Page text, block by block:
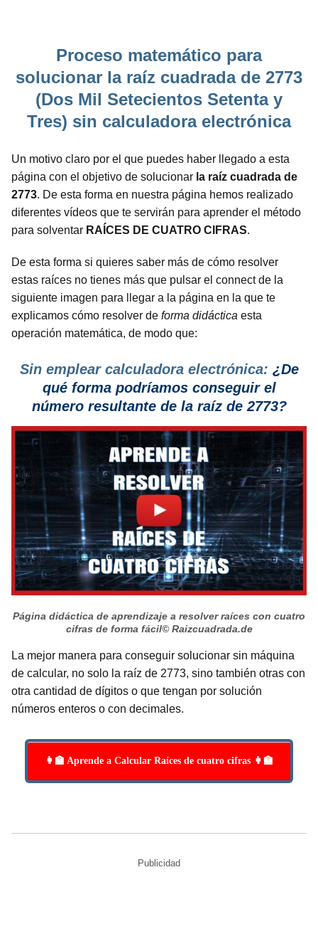
Proceso matemático para
solucionar la raíz cuadrada de 2773
(Dos Mil Setecientos Setenta y
Tres) sin calculadora electrónica
Un motivo claro por el que puedes haber llegado a esta
página con el objetivo de solucionar la raíz cuadrada de
2773. De esta forma en nuestra página hemos realizado
diferentes vídeos que te servirán para aprender el método
para solventar RAÍCES DE CUATRO CIFRAS.
De esta forma si quieres saber más de cómo resolver
estas raíces no tienes más que pulsar el connect de la
siguiente imagen para llegar a la página en la que te
explicamos cómo resolver de forma didáctica esta
operación matemática, de modo que:
Sin emplear calculadora electrónica: ¿De
qué forma podríamos conseguir el
número resultante de la raíz de 2773?
Página didáctica de aprendizaje a resolver raíces con cuatro
cifras de forma fácil© Raizcuadrada.de
La mejor manera para conseguir solucionar sin máquina
de calcular, no solo la raíz de 2773, sino también otras con
otra cantidad de dígitos o que tengan por solución
números enteros o con decimales.
👩‍🏫 Aprende a Calcular Raíces de cuatro cifras 👩‍🏫
Publicidad